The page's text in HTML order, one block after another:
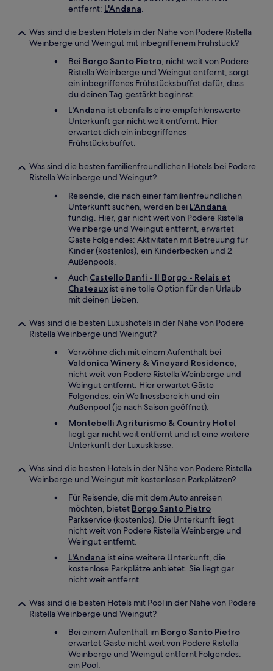
entfernt: L'Andana.
Was sind die besten Hotels in der Nähe von Podere Ristella
Weinberge und Weingut mit inbegriffenem Frühstück?
Bei Borgo Santo Pietro, nicht weit von Podere
Ristella Weinberge und Weingut entfernt, sorgt
ein inbegriffenes Frühstücksbuffet dafür, dass
du deinen Tag gestärkt beginnst.
L'Andana ist ebenfalls eine empfehlenswerte
Unterkunft gar nicht weit entfernt. Hier
erwartet dich ein inbegriffenes
Frühstücksbuffet.
Was sind die besten familienfreundlichen Hotels bei Podere
Ristella Weinberge und Weingut?
Reisende, die nach einer familienfreundlichen
Unterkunft suchen, werden bei L'Andana
fündig. Hier, gar nicht weit von Podere Ristella
Weinberge und Weingut entfernt, erwartet
Gäste Folgendes: Aktivitäten mit Betreuung für
Kinder (kostenlos), ein Kinderbecken und 2
Außenpools.
Auch Castello Banfi - Il Borgo - Relais et
Chateaux ist eine tolle Option für den Urlaub
mit deinen Lieben.
Was sind die besten Luxushotels in der Nähe von Podere
Ristella Weinberge und Weingut?
Verwöhne dich mit einem Aufenthalt bei
Valdonica Winery & Vineyard Residence,
nicht weit von Podere Ristella Weinberge und
Weingut entfernt. Hier erwartet Gäste
Folgendes: ein Wellnessbereich und ein
Außenpool (je nach Saison geöffnet).
Montebelli Agriturismo & Country Hotel
liegt gar nicht weit entfernt und ist eine weitere
Unterkunft der Luxusklasse.
Was sind die besten Hotels in der Nähe von Podere Ristella
Weinberge und Weingut mit kostenlosen Parkplätzen?
Für Reisende, die mit dem Auto anreisen
möchten, bietet Borgo Santo Pietro
Parkservice (kostenlos). Die Unterkunft liegt
nicht weit von Podere Ristella Weinberge und
Weingut entfernt.
L'Andana ist eine weitere Unterkunft, die
kostenlose Parkplätze anbietet. Sie liegt gar
nicht weit entfernt.
Was sind die besten Hotels mit Pool in der Nähe von Podere
Ristella Weinberge und Weingut?
Bei einem Aufenthalt im Borgo Santo Pietro
erwartet Gäste nicht weit von Podere Ristella
Weinberge und Weingut entfernt Folgendes:
ein Pool.